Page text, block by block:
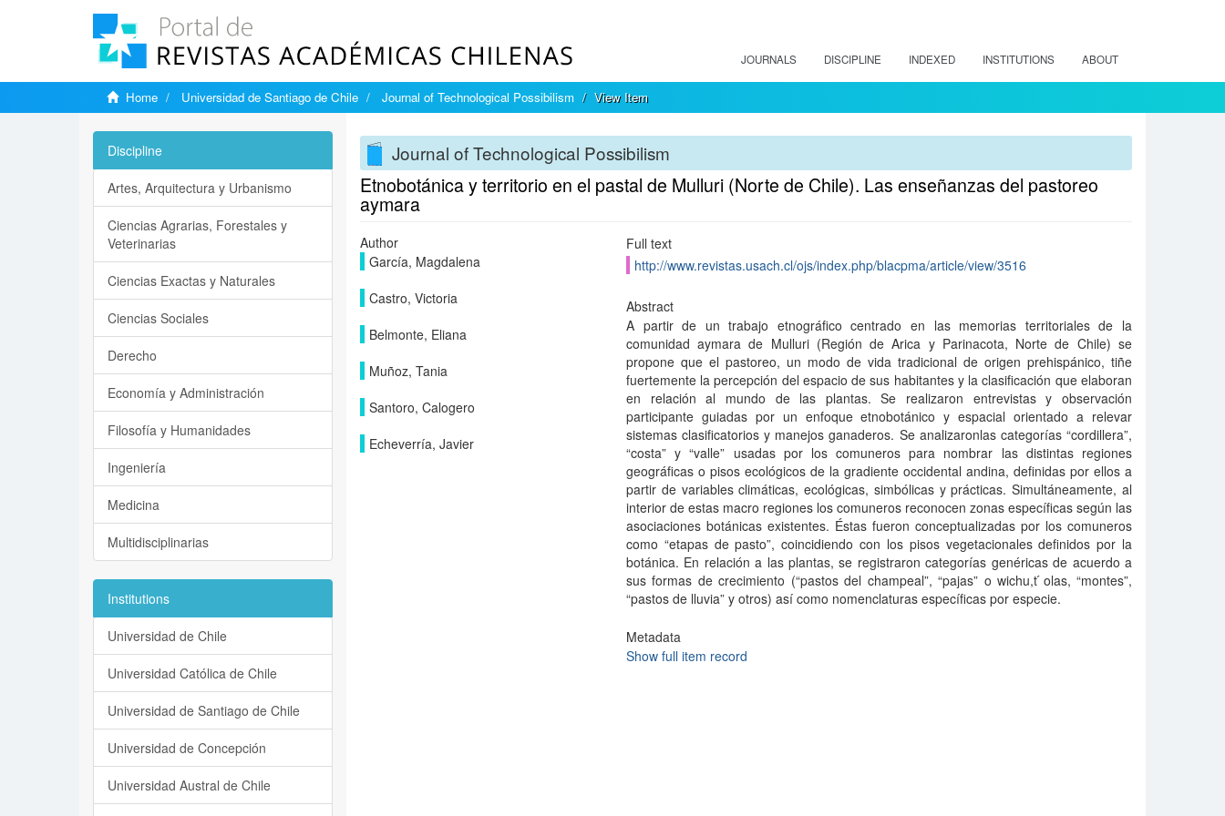
JOURNALS DISCIPLINE INDEXED INSTITUTIONS ABOUT
Home Universidad de Santiago de Chile Journal of Technological Possibilism View Item
Journal of Technological Possibilism
Etnobotánica y territorio en el pastal de Mulluri (Norte de Chile). Las enseñanzas del pastoreo
aymara
Author
García, Magdalena
Castro, Victoria
Belmonte, Eliana
Muñoz, Tania
Santoro, Calogero
Echeverría, Javier
Full text
http://www.revistas.usach.cl/ojs/index.php/blacpma/article/view/3516
Abstract
A partir de un trabajo etnográfico centrado en las memorias territoriales de la
comunidad aymara de Mulluri (Región de Arica y Parinacota, Norte de Chile) se
propone que el pastoreo, un modo de vida tradicional de origen prehispánico, tiñe
fuertemente la percepción del espacio de sus habitantes y la clasificación que elaboran
en relación al mundo de las plantas. Se realizaron entrevistas y observación
participante guiadas por un enfoque etnobotánico y espacial orientado a relevar
sistemas clasificatorios y manejos ganaderos. Se analizaronlas categorías “cordillera”,
“costa” y “valle” usadas por los comuneros para nombrar las distintas regiones
geográficas o pisos ecológicos de la gradiente occidental andina, definidas por ellos a
partir de variables climáticas, ecológicas, simbólicas y prácticas. Simultáneamente, al
interior de estas macro regiones los comuneros reconocen zonas específicas según las
asociaciones botánicas existentes. Éstas fueron conceptualizadas por los comuneros
como “etapas de pasto”, coincidiendo con los pisos vegetacionales definidos por la
botánica. En relación a las plantas, se registraron categorías genéricas de acuerdo a
sus formas de crecimiento (“pastos del champeal”, “pajas” o wichu,t ́olas, “montes”,
“pastos de lluvia” y otros) así como nomenclaturas específicas por especie.
Metadata
Show full item record
Discipline
Artes, Arquitectura y Urbanismo
Ciencias Agrarias, Forestales y
Veterinarias
Ciencias Exactas y Naturales
Ciencias Sociales
Derecho
Economía y Administración
Filosofía y Humanidades
Ingeniería
Medicina
Multidisciplinarias
Institutions
Universidad de Chile
Universidad Católica de Chile
Universidad de Santiago de Chile
Universidad de Concepción
Universidad Austral de Chile